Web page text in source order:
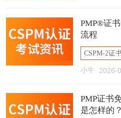
PMP®证
流程
CSPM-2证
CSPM-2考
小牛 2026-
PMP证书
是怎样的？